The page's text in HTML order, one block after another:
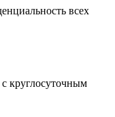
всех
круглосуточным